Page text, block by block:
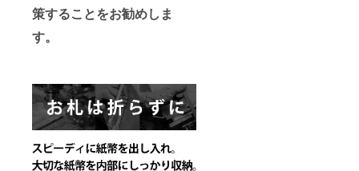
策することをお勧めしま
す。